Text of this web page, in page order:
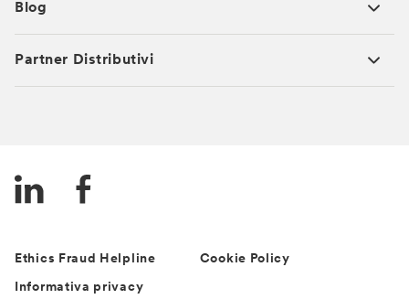
Blog
Partner Distributivi
Ethics Fraud Helpline Cookie Policy
Informativa privacy